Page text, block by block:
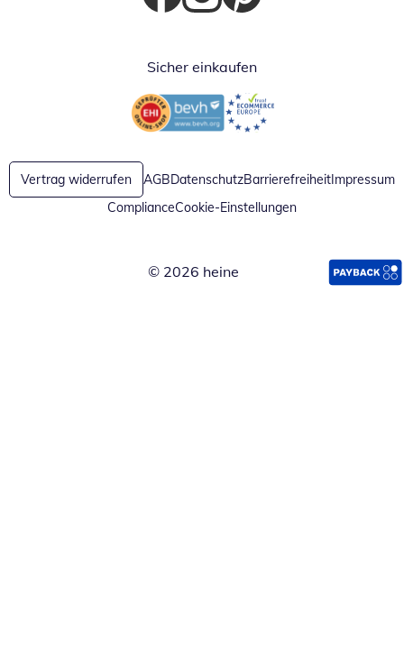
Öffnet in neuem Fenster
Öffnet in neuem Fenster
Öffnet in neuem Fenster
Sicher einkaufen
Öffnet in neuem FensterÖffnet in neuem Fenster
Vertrag widerrufen AGBDatenschutzBarrierefreiheitImpressum
ComplianceCookie-Einstellungen
© 2026 heine